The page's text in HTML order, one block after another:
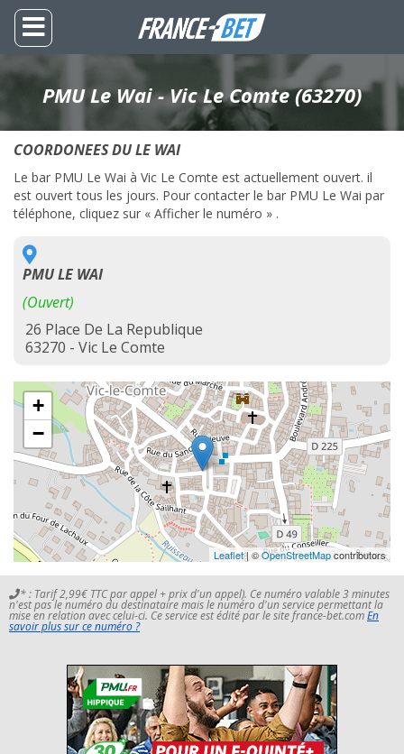
PMU Le Wai - Vic Le Comte (63270)
COORDONEES DU LE WAI
Le bar PMU Le Wai à Vic Le Comte est actuellement ouvert. il
est ouvert tous les jours. Pour contacter le bar PMU Le Wai par
téléphone, cliquez sur « Afficher le numéro » .
PMU LE WAI
(Ouvert)
26 Place De La Republique
63270 - Vic Le Comte
+
−
Leaflet| ©OpenStreetMapcontributors
* : Tarif 2,99€ TTC par appel + prix d'un appel). Ce numéro valable 3 minutes
n'est pas le numéro du destinataire mais le numéro d'un service permettant la
mise en relation avec celui-ci. Ce service est édité par le site france-bet.comEn
savoir plus sur ce numéro ?